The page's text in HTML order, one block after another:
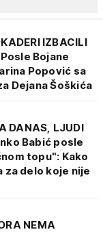
IZBACILI
Posle Bojane
Popović sa
Dejana Šoškića
DANAS, LJUDI
Babić posle
topu": Kako
delo koje nije
NEMA